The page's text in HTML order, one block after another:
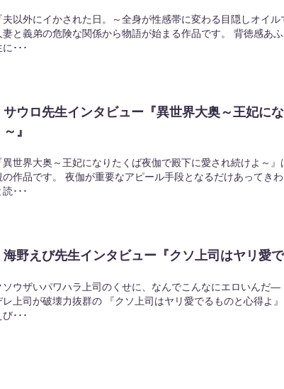
夫以外にイかされた日。～全身が性感帯に変わる目隠しオイ
妻と義弟の危険な関係から物語が始まる作品です。 背徳感あ
･･･
サウロ先生インタビュー『異世界大奥～王妃に
～』
異世界大奥～王妃になりたくば夜伽で殿下に愛され続けよ～
の作品です。 夜伽が重要なアピール手段となるだけあってき
･･･
海野えび先生インタビュー『クソ上司はヤリ愛で
ソウザいパワハラ上司のくせに、なんでこんなにエロいんだ
レ上司が破壊力抜群の 『クソ上司はヤリ愛でるものと心得よ
･･･